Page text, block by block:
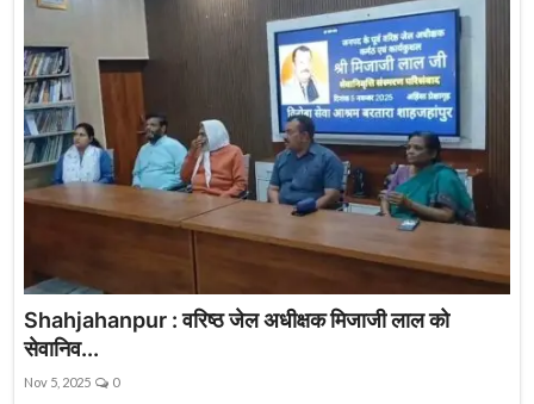
Shahjahanpur : वरिष्ठ जेल अधीक्षक मिजाजी लाल को
सेवानिव...
Nov 5, 2025 0